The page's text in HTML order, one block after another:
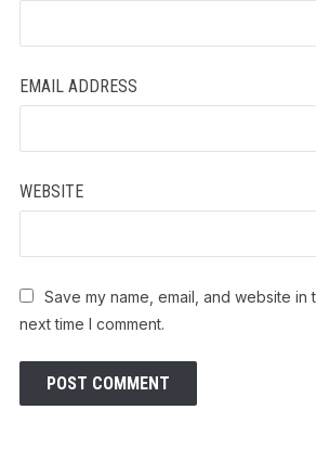
EMAIL ADDRESS
WEBSITE
Save my name, email, and website in
next time I comment.